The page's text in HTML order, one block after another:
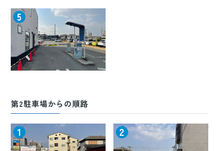
5
第2駐車場からの順路
1 2